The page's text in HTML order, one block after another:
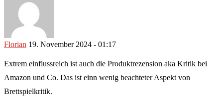
Florian 19. November 2024 - 01:17
Extrem einflussreich ist auch die Produktrezension aka Kritik bei
Amazon und Co. Das ist einn wenig beachteter Aspekt von
Brettspielkritik.